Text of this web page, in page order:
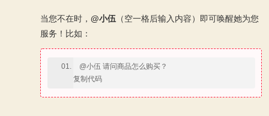
当您不在时， @小伍 （空一格后输入内容）即可唤醒她为您
服务！比如：
@小伍 请问商品怎么购买？
复制代码